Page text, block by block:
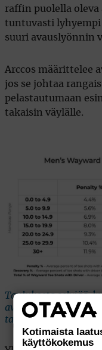
raffin puolella oleva
tuntuvasti lyhyempi
suuri avauslyönnin
Arccos määrittelee
jos se johtaa
pelastautumaan
takaisin väylälle.
Taulukosta selviää,
avauksista johtaa
tasoitusryhmissä.
Kotimaista
käyttökokemus